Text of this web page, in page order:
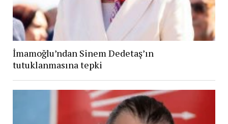
İmamoğlu’ndan Sinem Dedetaş’ın
tutuklanmasına tepki